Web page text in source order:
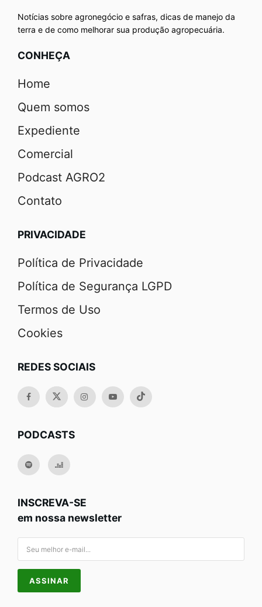
Notícias sobre agronegócio e safras, dicas de manejo da
terra e de como melhorar sua produção agropecuária.
CONHEÇA
Home
Quem somos
Expediente
Comercial
Podcast AGRO2
Contato
PRIVACIDADE
Política de Privacidade
Política de Segurança LGPD
Termos de Uso
Cookies
REDES SOCIAIS
PODCASTS
INSCREVA-SE
em nossa newsletter